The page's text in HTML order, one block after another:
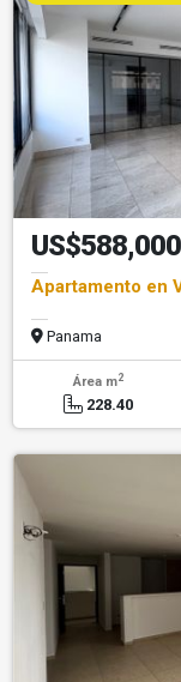
US$588,000
Apartamento en
Panama
Área m2
228.40